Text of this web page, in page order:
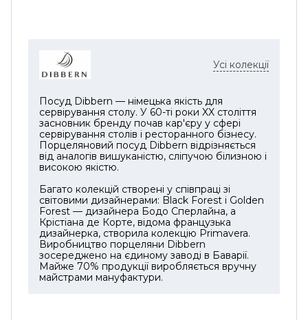
Усі колекції
Посуд Dibbern — німецька якість для
сервірування столу. У 60-ті роки XX століття
засновник бренду почав кар'єру у сфері
сервірування столів і ресторанного бізнесу.
Порцеляновий посуд Dibbern відрізняється
від аналогів вишуканістю, сліпучою білизною і
високою якістю.
Багато колекцій створені у співпраці зі
світовими дизайнерами: Black Forest і Golden
Forest — дизайнера Бодо Сперлайна, а
Крістіана де Корте, відома французька
дизайнерка, створила колекцію Primavera.
Виробництво порцеляни Dibbern
зосереджено на єдиному заводі в Баварії.
Майже 70% продукції виробляється вручну
майстрами мануфактури.